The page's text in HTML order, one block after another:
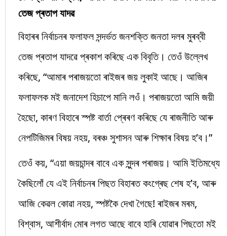
তেজ প্ৰতাপ যাদৱ
বিহাৰৰ নিৰ্বাচনৰ ফলাফল সন্দৰ্ভত জনশক্তি জনতা দলৰ মুৰব্বী
তেজ প্ৰতাপ যাদৱে প্ৰকাশ কৰিছে এক বিবৃতি। তেওঁ উল্লেখ
কৰিছে, “আমাৰ পৰাজয়তো ৰাইজৰ জয় লুকাই আছে। আজিৰ
ফলাফলক মই জনাদেশ হিচাপে মানি লওঁ। পৰাজয়তো আমি জয়ী
হৈছো, কাৰণ বিহাৰে স্পষ্ট বাৰ্তা প্ৰেৰণ কৰিছে যে ৰাজনীতি আৰু
নেপটিজিমৰ বিষয় নহয়, বৰঞ্চ সুশাসন আৰু শিক্ষাৰ বিষয় হ’ব।”
তেওঁ কয়, “এয়া জয়চান্দৰ বাবে এক সুন্দৰ পৰাজয়। আমি ইতিমধ্যে
কৈছিলোঁ যে এই নিৰ্বাচনৰ পিছত বিহাৰত কংগ্ৰেছ শেষ হ’ব, আৰু
আজি কেৱল কোৱা নহয়, স্পষ্টকৈ দেখা গৈছে! ৰাইজৰ মৰম,
বিশ্বাস, আশীৰ্বাদ মোৰ লগত আছে বাবে হাৰি যোৱাৰ পিছতো মই